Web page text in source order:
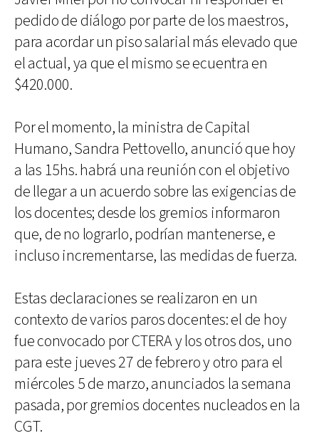
pedido de diálogo por parte de los maestros,
para acordar un piso salarial más elevado que
el actual, ya que el mismo se ecuentra en
$420.000.
Por el momento, la ministra de Capital
Humano, Sandra Pettovello, anunció que hoy
a las 15hs. habrá una reunión con el objetivo
de llegar a un acuerdo sobre las exigencias de
los docentes; desde los gremios informaron
que, de no lograrlo, podrían mantenerse, e
incluso incrementarse, las medidas de fuerza.
Estas declaraciones se realizaron en un
contexto de varios paros docentes: el de hoy
fue convocado por CTERA y los otros dos, uno
para este jueves 27 de febrero y otro para el
miércoles 5 de marzo, anunciados la semana
pasada, por gremios docentes nucleados en la
CGT.